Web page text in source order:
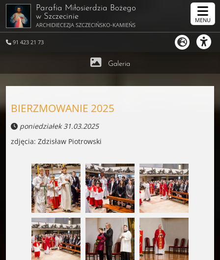
91 423 21 73
Parafia Miłosierdzia Bożego
w Szczecinie
ARCHIDIECEZJA SZCZECIŃSKO-KAMIEŃSKA
MENU
Galeria
BIERZMOWANIE 2025
poniedziałek 31.03.2025
zdjęcia: Zdzisław Piotrowski